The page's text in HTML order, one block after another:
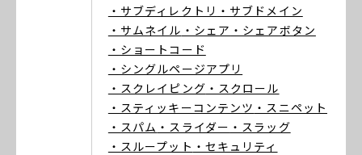
・サブディレクトリ ・サブドメイン
・サムネイル ・シェア ・シェアボタン
・ショートコード
・シングルページアプリ
・スクレイピング ・スクロール
・スティッキーコンテンツ ・スニペット
・スパム ・スライダー ・スラッグ
・スループット ・セキュリティ